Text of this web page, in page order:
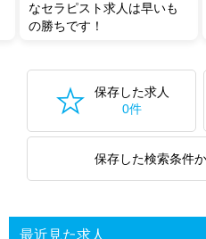
なセラピスト求人は早いも
の勝ちです！
保存した求人
0件
保存した検索条件
最近見た求人